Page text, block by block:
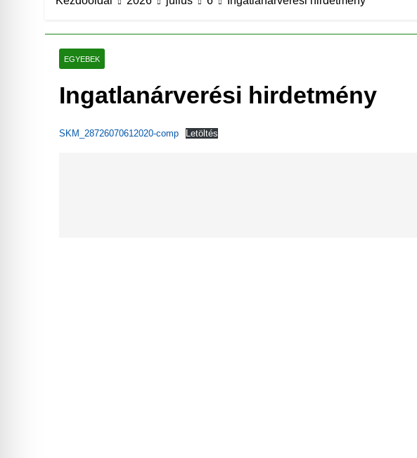
EGYEBEK
Ingatlanárverési hirdetmény
SKM_28726070612020-comp Letöltés